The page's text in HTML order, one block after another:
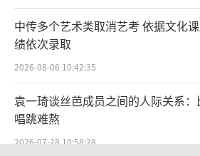
中传多个艺术类取消艺考 依据文化
绩依次录取
2026-08-06 10:42:35
袁一琦谈丝芭成员之间的人际关系：
唱跳难熬
2026-07-28 10:58:28